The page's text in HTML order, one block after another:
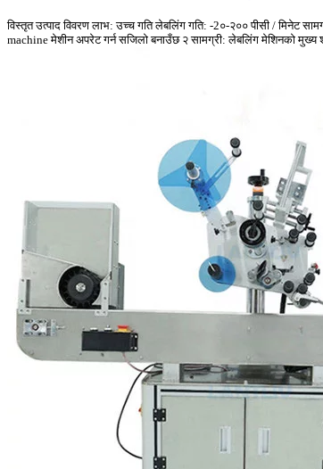
विस्तृत उत्पाद विवरण लाभ: उच्च गति लेबलिंग गति: -2०-२०० पीसी / मिनेट
machine मेशीन अपरेट गर्न सजिलो बनाउँछ २ सामग्री: लेबलिंग मेशिनको